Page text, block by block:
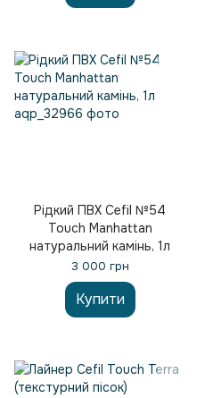
Рідкий ПВХ Cefil №54
Touch Manhattan
натуральний камінь, 1л
3 000 грн
Купити